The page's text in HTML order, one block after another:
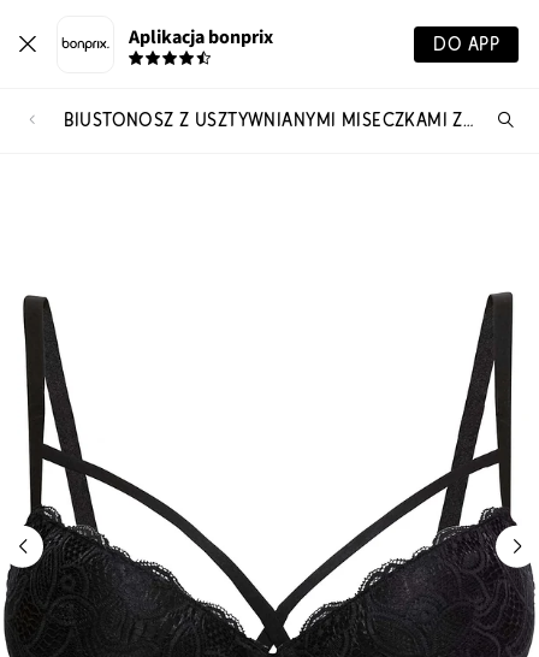
Aplikacja bonprix DO APP
BIUSTONOSZ Z USZTYWNIANYMI MISECZKAMI Z DELIKATNĄ KORONKĄ